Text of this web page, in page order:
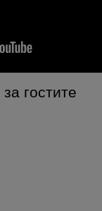
гостите